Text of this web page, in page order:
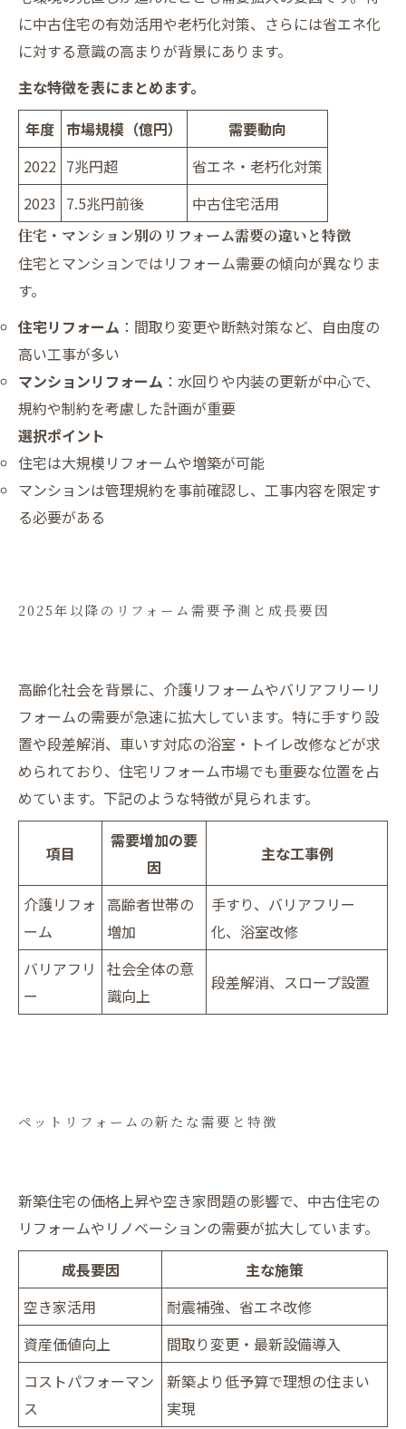
ト
まとめ
会社概要
に中古住宅の有効活用や老朽化対策、さらには省エネ化
に対する意識の高まりが背景にあります。
主な特徴を表にまとめます。
年度 市場規模（億円）
需要動向
2022 7兆円超
省エネ・老朽化対策
2023 7.5兆円前後 中古住宅活用
住宅・マンション別のリフォーム需要の違いと特徴
住宅とマンションではリフォーム需要の傾向が異なりま
す。
住宅リフォーム ：間取り変更や断熱対策など、自由度の
高い工事が多い
マンションリフォーム ：水回りや内装の更新が中心で、
規約や制約を考慮した計画が重要
選択ポイント
住宅は大規模リフォームや増築が可能
マンションは管理規約を事前確認し、工事内容を限定す
る必要がある
2025年以降のリフォーム需要予測と成長要因
高齢化社会を背景に、介護リフォームやバリアフリーリ
フォームの需要が急速に拡大しています。特に手すり設
置や段差解消、車いす対応の浴室・トイレ改修などが求
められており、住宅リフォーム市場でも重要な位置を占
めています。下記のような特徴が見られます。
項目
需要増加の要
因
主な工事例
介護リフォ
ーム
高齢者世帯の
増加
手すり、バリアフリー
化、浴室改修
バリアフリ
ー
社会全体の意
識向上
段差解消、スロープ設置
ペットリフォームの新たな需要と特徴
新築住宅の価格上昇や空き家問題の影響で、中古住宅の
リフォームやリノベーションの需要が拡大しています。
成長要因
主な施策
空き家活用
耐震補強、省エネ改修
資産価値向上
間取り変更・最新設備導入
コストパフォーマン
ス
新築より低予算で理想の住まい
実現